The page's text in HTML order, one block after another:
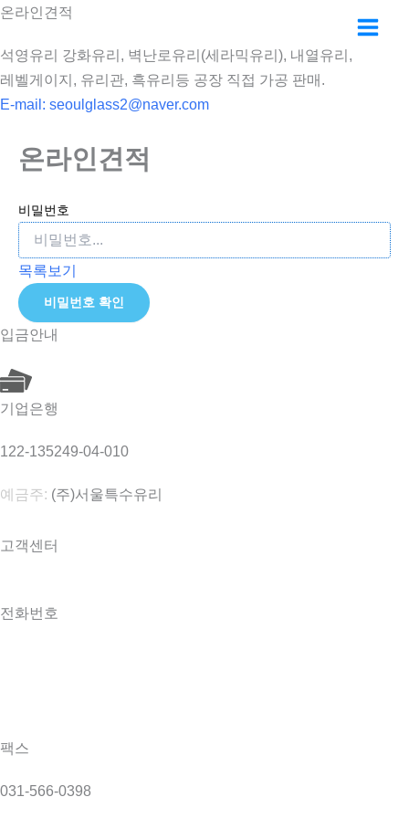
콘
츠
로
건
온라인견적
석영유리 강화유리, 벽난로유리(세라믹유리), 내열유리,
레벨게이지, 유리관, 흑유리등 공장 직접 가공 판매.
E-mail: seoulglass2@naver.com
온라인견적
비밀번호
목록보기
비밀번호 확인
입금안내
기업은행
122-135249-04-010
예금주: (주)서울특수유리
고객센터
전화번호
팩스
031-566-0398